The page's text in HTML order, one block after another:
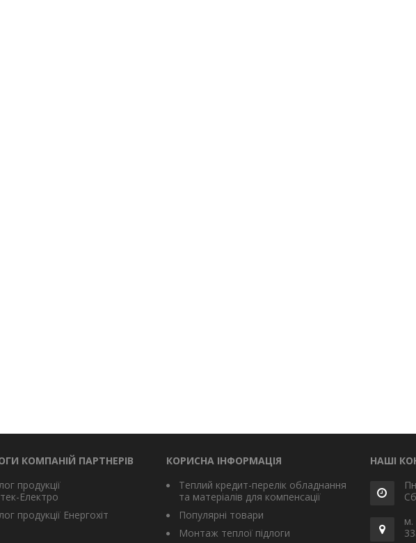
КОМПАНІЙ ПАРТНЕРІВ
продукції
Електро
продукції Енергохіт
КОРИСНА ІНФОРМАЦІЯ
Теплий кредит-перелік обладнання
та матеріалів для компенсації
Популярні товари
Монтаж теплої підлоги
НАШІ
м.